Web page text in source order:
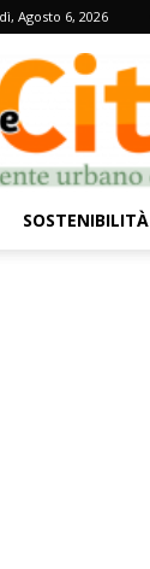
Agosto 6, 2026
SOSTENIBILITÀ